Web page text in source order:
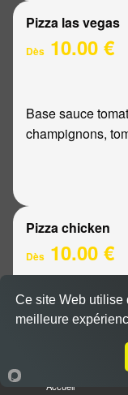
Pizza las vegas
Dès 10.00 €
Base sauce
champignons,
Pizza chicken
Dès 10.00 €
Base sauce
Accueil
Ce site Web utilise
meilleure